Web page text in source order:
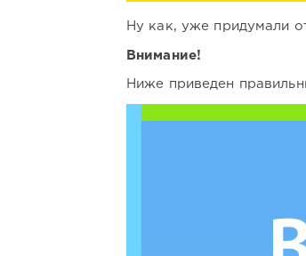
Ну как, уже придумали
Внимание!
Ниже приведен